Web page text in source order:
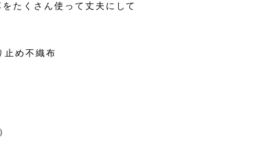
たくさん使って丈夫にして
止め不織布